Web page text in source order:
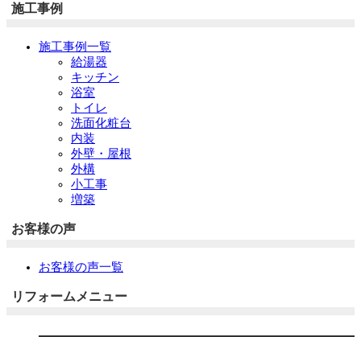
施工事例
施工事例一覧
給湯器
キッチン
浴室
トイレ
洗面化粧台
内装
外壁・屋根
外構
小工事
増築
お客様の声
お客様の声一覧
リフォームメニュー